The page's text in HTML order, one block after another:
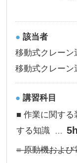
該当者
移動式クレーン
移動式クレーン
講習科目
作業に関する
する知識
5h
原動機および